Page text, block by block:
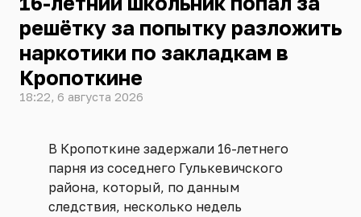
решётку за попытку разложить
наркотики по закладкам в
Кропоткине
18:22, 6 августа 2026
В Кропоткине задержали 16-летнего
парня из соседнего Гулькевичского
района, который, по данным
следствия, несколько недель